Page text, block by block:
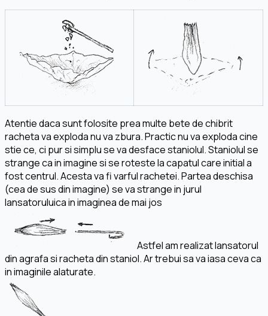
Atentie daca sunt folosite prea multe bete de chibrit
racheta va exploda nu va zbura. Practic nu va exploda cine
stie ce, ci pur si simplu se va desface staniolul. Staniolul se
strange ca in imagine si se roteste la capatul care initial a
fost centrul. Acesta va fi varful rachetei. Partea deschisa
(cea de sus din imagine) se va strange in jurul
lansatoruluica in imaginea de mai jos
Astfel am realizat lansatorul
din agrafa si racheta din staniol. Ar trebui sa va iasa ceva ca
in imaginile alaturate.